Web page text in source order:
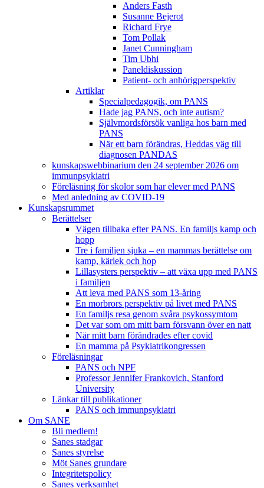
Anders Fasth
Susanne Bejerot
Richard Frye
Tom Pollak
Janet Cunningham
Tim Ubhi
Paneldiskussion
Patient- och anhörigperspektiv
Artiklar
Specialpedagogik, om PANS
Hade jag PANS, och inte autism?
Självmordsförsök vanliga hos barn med
PANS
När ett barn förändras, Heddas väg till
diagnosen PANDAS
kunskapswebbinarium den 24 september 2026 om
immunpsykiatri
Föreläsning för skolor som har elever med PANS
Med anledning av COVID-19
Kunskapsrummet
Berättelser
Vägen tillbaka efter PANS. En familjs kamp och
hopp
Tre i familjen sjuka – en mammas berättelse om
kamp, kärlek och hop
Lillasysters perspektiv – att växa upp med PANS
i familjen
Att leva med PANS som 13-åring
En morbrors perspektiv på livet med PANS
En familjs resa genom svåra psykossymtom
Det var som om mitt barn försvann över en natt
När mitt barn förändrades efter covid
En mamma på Psykiatrikongressen
Föreläsningar
PANS och NPF
Professor Jennifer Frankovich, Stanford
University
Länkar till publikationer
PANS och immunpsykiatri
Om SANE
Bli medlem!
Sanes stadgar
Sanes styrelse
Möt Sanes grundare
Integritetspolicy
Sanes verksamhet